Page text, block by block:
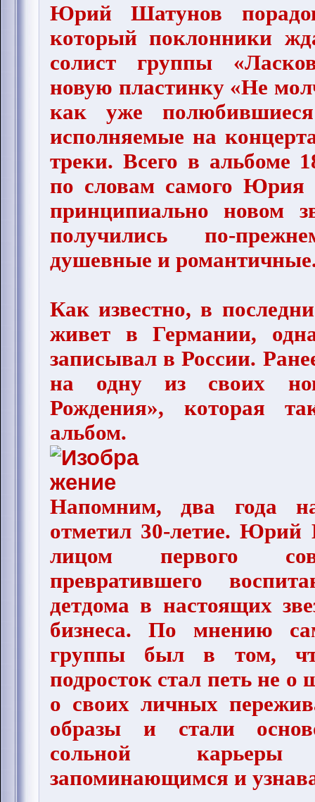
Юрий Шатунов
который поклонники
солист группы
новую пластинку «Не
как уже
исполняемые на
треки. Всего в альбоме
по словам самого Юрия
принципиально новом
получились по-
душевные и
Как известно, в
живет в Германии,
записывал в России.
на одну из своих
Рождения», которая
альбом.
Напомним, два года
отметил 30-летие.
лицом первого
превратившего
детдома в настоящих
бизнеса. По мнению
группы был в том,
подросток стал петь не о
о своих личных
образы и стали
сольной
запоминающимся и